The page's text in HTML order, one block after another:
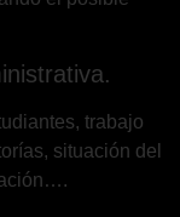
trabajo
situación del